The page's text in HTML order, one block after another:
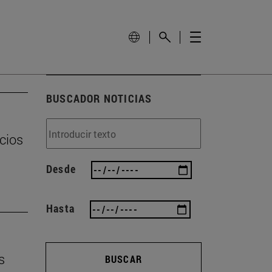
BUSCADOR NOTICIAS
Desde
Hasta
BUSCAR